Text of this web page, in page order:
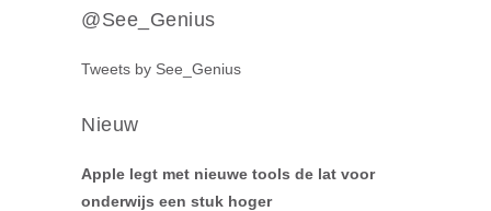
@See_Genius
Tweets by See_Genius
Nieuw
Apple legt met nieuwe tools de lat voor
onderwijs een stuk hoger